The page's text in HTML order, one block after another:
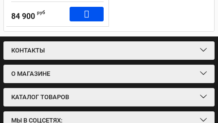
84 900 руб
КОНТАКТЫ
О МАГАЗИНЕ
КАТАЛОГ ТОВАРОВ
МЫ В СОЦСЕТЯХ: